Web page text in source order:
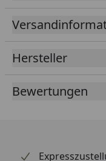
mit einem
ausgestattet. Farbe:
Werkstattprofis
die auf
Antriebskette setzen.
Hersteller
Bewertungen